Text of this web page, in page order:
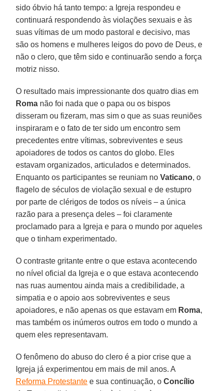
sido óbvio há tanto tempo: a Igreja respondeu e
continuará respondendo às violações sexuais e às
suas vítimas de um modo pastoral e decisivo, mas
são os homens e mulheres leigos do povo de Deus, e
não o clero, que têm sido e continuarão sendo a força
motriz nisso.
O resultado mais impressionante dos quatro dias em
Roma não foi nada que o papa ou os bispos
disseram ou fizeram, mas sim o que as suas reuniões
inspiraram e o fato de ter sido um encontro sem
precedentes entre vítimas, sobreviventes e seus
apoiadores de todos os cantos do globo. Eles
estavam organizados, articulados e determinados.
Enquanto os participantes se reuniam noVaticano, o
flagelo de séculos de violação sexual e de estupro
por parte de clérigos de todos os níveis – a única
razão para a presença deles – foi claramente
proclamado para a Igreja e para o mundo por aqueles
que o tinham experimentado.
O contraste gritante entre o que estava acontecendo
no nível oficial da Igreja e o que estava acontecendo
nas ruas aumentou ainda mais a credibilidade, a
simpatia e o apoio aos sobreviventes e seus
apoiadores, e não apenas os que estavam em Roma,
mas também os inúmeros outros em todo o mundo a
quem eles representavam.
O fenômeno do abuso do clero é a pior crise que a
Igreja já experimentou em mais de mil anos. A
Reforma Protestante e sua continuação, oConcílio